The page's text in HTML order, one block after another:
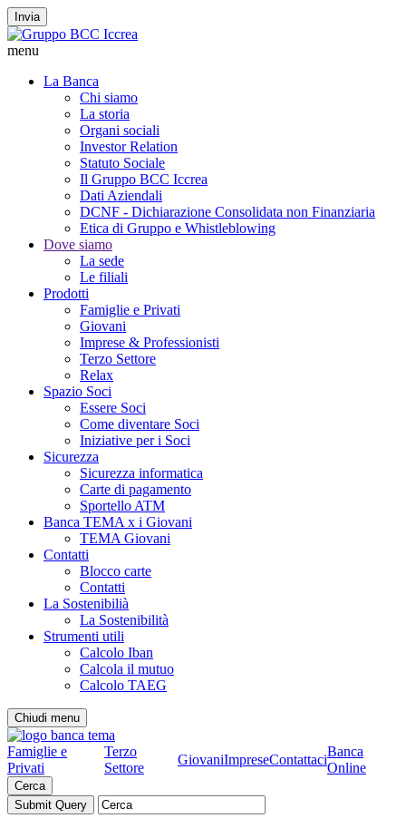
Invia
menu
La Banca
Chi siamo
La storia
Organi sociali
Investor Relation
Statuto Sociale
Il Gruppo BCC Iccrea
Dati Aziendali
DCNF - Dichiarazione Consolidata non Finanziaria
Etica di Gruppo e Whistleblowing
Dove siamo
La sede
Le filiali
Prodotti
Famiglie e Privati
Giovani
Imprese & Professionisti
Terzo Settore
Relax
Spazio Soci
Essere Soci
Come diventare Soci
Iniziative per i Soci
Sicurezza
Sicurezza informatica
Carte di pagamento
Sportello ATM
Banca TEMA x i Giovani
TEMA Giovani
Contatti
Blocco carte
Contatti
La Sostenibilià
La Sostenibilità
Strumenti utili
Calcolo Iban
Calcola il mutuo
Calcolo TAEG
Chiudi menu
Famiglie e
Privati
Terzo
Settore
GiovaniImpreseContattaci
Banca
Online
Cerca